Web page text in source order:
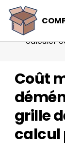
calculer
Coût
grille
calcul